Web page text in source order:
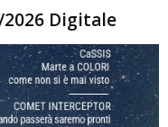
Digitale